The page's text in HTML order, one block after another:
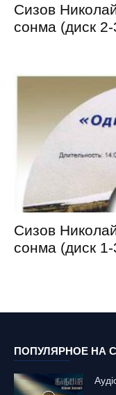
Сизов
сонма (диск 2-
Сизов
сонма (диск 1-
ПОПУЛЯРНОЕ НА